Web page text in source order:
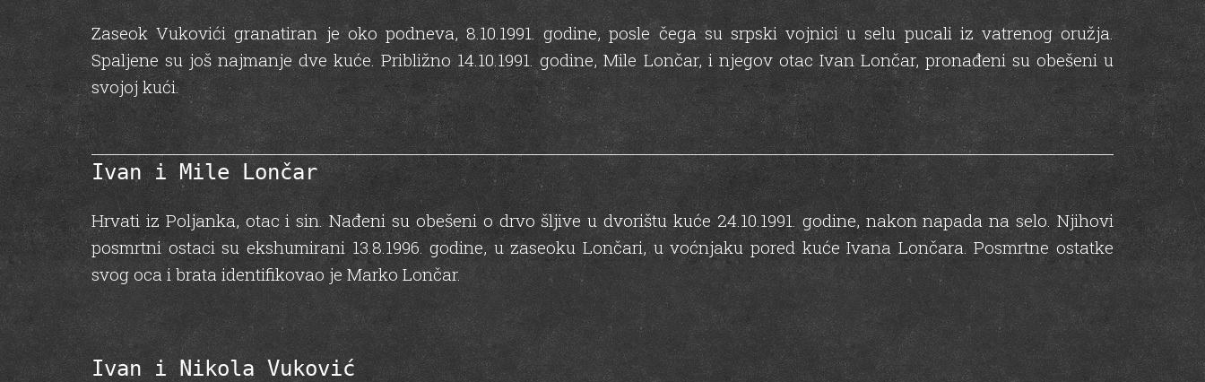
Zaseok Vukovići granatiran je oko podneva, 8.10.1991. godine, posle čega su srpski vojnici u selu pucali iz vatrenog oružja.
Spaljene su još najmanje dve kuće. Približno 14.10.1991. godine, Mile Lončar, i njegov otac Ivan Lončar, pronađeni su obešeni u
svojoj kući.
Ivan i Mile Lončar
Hrvati iz Poljanka, otac i sin. Nađeni su obešeni o drvo šljive u dvorištu kuće 24.10.1991. godine, nakon napada na selo. Njihovi
posmrtni ostaci su ekshumirani 13.8.1996. godine, u zaseoku Lončari, u voćnjaku pored kuće Ivana Lončara. Posmrtne ostatke
svog oca i brata identifikovao je Marko Lončar.
Ivan i Nikola Vuković